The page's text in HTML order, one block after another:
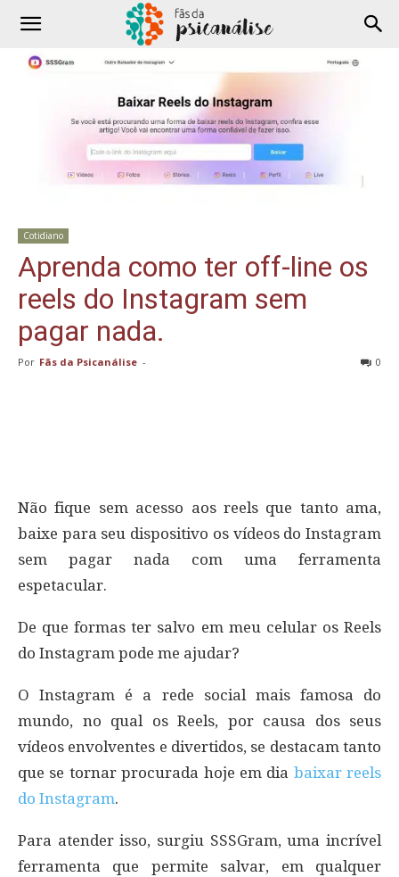
Cotidiano
Aprenda como ter off-line os
reels do Instagram sem
pagar nada.
Por Fãs da Psicanálise - 0
Não fique sem acesso aos reels que tanto ama,
baixe para seu dispositivo os vídeos do Instagram
sem pagar nada com uma ferramenta
espetacular.
De que formas ter salvo em meu celular os Reels
do Instagram pode me ajudar?
O Instagram é a rede social mais famosa do
mundo, no qual os Reels, por causa dos seus
vídeos envolventes e divertidos, se destacam tanto
que se tornar procurada hoje em dia baixar reels
do Instagram.
Para atender isso, surgiu SSSGram, uma incrível
ferramenta que permite salvar, em qualquer